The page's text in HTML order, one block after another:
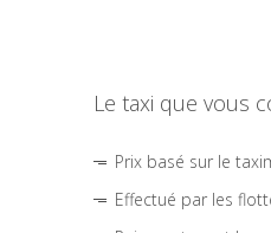
Le taxi que vous
Prix basé sur le
Effectué par les